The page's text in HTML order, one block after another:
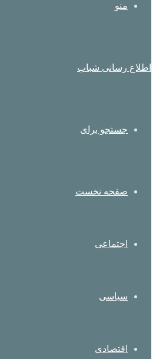
منو
اطلاع رسانی شباب
جستجو برای
صفحه نخست
اجتماعی
سیاسی
اقتصادی